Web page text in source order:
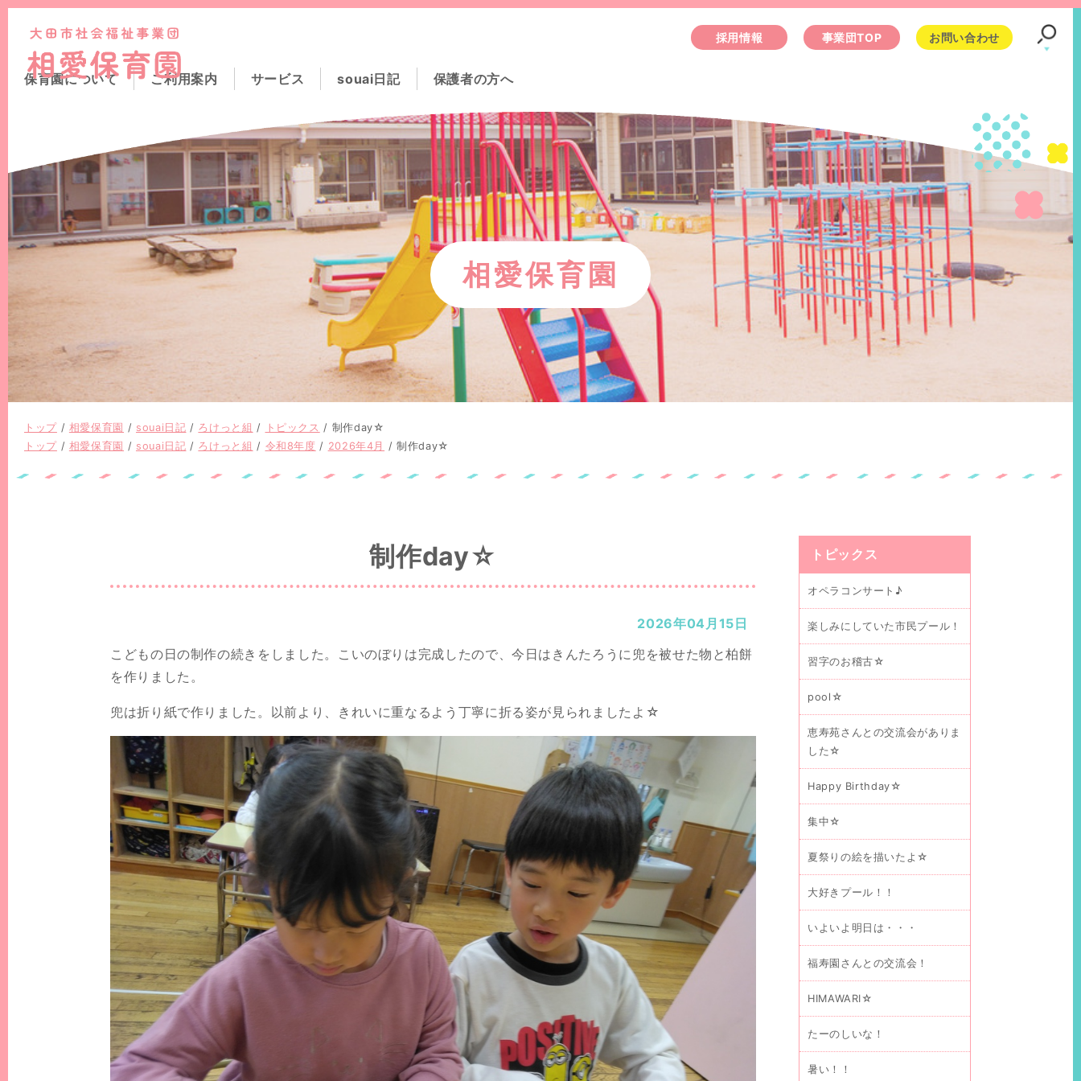
このページの本文へ
採用情報 事業団TOP お問い合わせ
保育園について ご利用案内 サービス souai日記 保護者の方へ
相愛保育園
現
在
トップ/ 相愛保育園 / souai日記 / ろけっと組 / トピックス / 制作day☆
現
トップ/ 相愛保育園 / souai日記 / ろけっと組 / 令和8年度 / 2026年4月 /制作day☆
制作day☆
2026年04月15日
こどもの日の制作の続きをしました。こいのぼりは完成したので、今日はきんたろうに兜を被せた物と柏餅
を作りました。
兜は折り紙で作りました。以前より、きれいに重なるよう丁寧に折る姿が見られましたよ☆
トピックス
オペラコンサート♪
楽しみにしていた市民プール！
習字のお稽古☆
pool☆
恵寿苑さんとの交流会がありま
した☆
Happy Birthday☆
集中☆
夏祭りの絵を描いたよ☆
大好きプール！！
いよいよ明日は・・・
福寿園さんとの交流会！
HIMAWARI☆
たーのしいな！
暑い！！